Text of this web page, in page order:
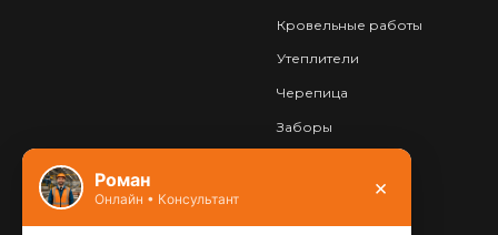
Кровельные работы
Утеплители
Черепица
Заборы
Контакты
Роман
Онлайн • Консультант ×